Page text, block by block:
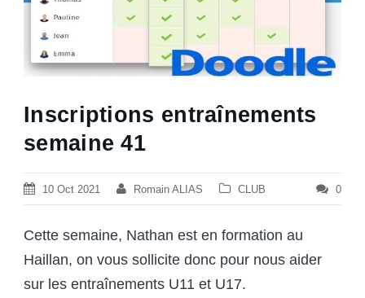
Inscriptions entraînements
semaine 41
10 Oct 2021 Romain ALIAS CLUB 0
Cette semaine, Nathan est en formation au
Haillan, on vous sollicite donc pour nous aider
sur les entraînements U11 et U17.